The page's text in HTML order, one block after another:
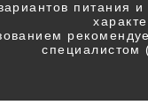
питания
специалистом